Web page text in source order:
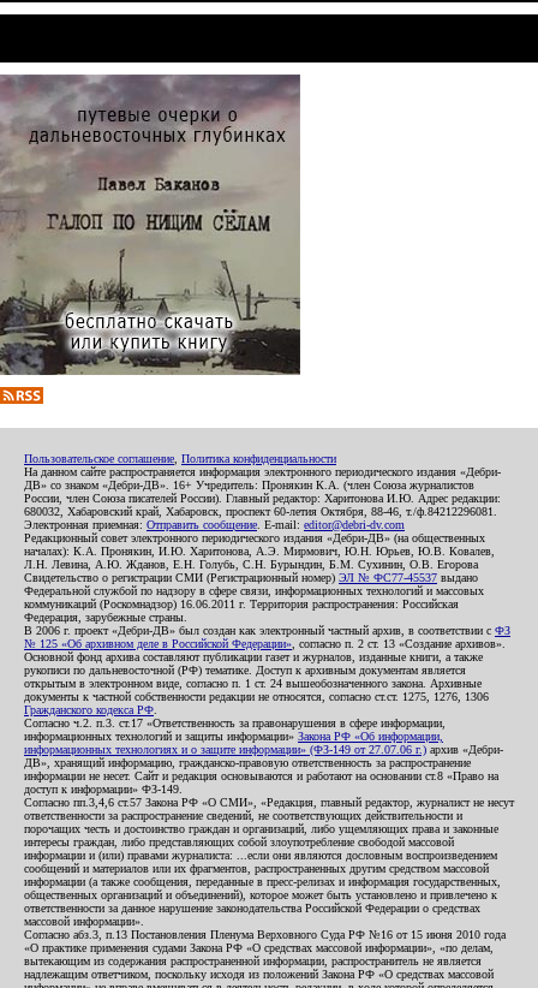
Пользовательское соглашение Политика конфиденциальности
На данном сайте распространяется информация электронного периодического издания «Дебри-
ДВ» со знаком «Дебри-ДВ». 16+ Учредитель: Пронякин К.А. (член Союза журналистов
России, член Союза писателей России). Главный редактор: Харитонова И.Ю. Адрес редакции:
680032, Хабаровский край, Хабаровск, проспект 60-летия Октября, 88-46, т./ф.84212296081.
Электронная приемная: Отправить сообщение . E-mail: editor@debri-dv.com
Редакционный совет электронного периодического издания «Дебри-ДВ» (на общественных
началах): К.А. Пронякин, И.Ю. Харитонова, А.Э. Мирмович, Ю.Н. Юрьев, Ю.В. Ковалев,
Л.Н. Левина, А.Ю. Жданов, Е.Н. Голубь, С.Н. Бурындин, Б.М. Сухинин, О.В. Егорова
Свидетельство о регистрации СМИ (Регистрационный номер) ЭЛ № ФС77-45537 выдано
Федеральной службой по надзору в сфере связи, информационных технологий и массовых
коммуникаций (Роскомнадзор) 16.06.2011 г. Территория распространения: Российская
Федерация, зарубежные страны.
В 2006 г. проект «Дебри-ДВ» был создан как электронный частный архив, в соответствии с ФЗ
№ 125 «Об архивном деле в Российской Федерации» , согласно п. 2 ст. 13 «Создание архивов».
Основной фонд архива составляют публикации газет и журналов, изданные книги, а также
рукописи по дальневосточной (РФ) тематике. Доступ к архивным документам является
открытым в электронном виде, согласно п. 1 ст. 24 вышеобозначенного закона. Архивные
документы к частной собственности редакции не относятся, согласно ст.ст. 1275, 1276, 1306
Гражданского кодекса РФ
Согласно ч.2. п.3. ст.17 «Ответственность за правонарушения в сфере информации,
информационных технологий и защиты информации» Закона РФ «Об информации,
информационных технологиях и о защите информации» (ФЗ-149 от 27.07.06 г.) архив «Дебри-
ДВ», хранящий информацию, гражданско-правовую ответственность за распространение
информации не несет. Сайт и редакция основываются и работают на основании ст.8 «Право на
доступ к информации» ФЗ-149.
Согласно пп.3,4,6 ст.57 Закона РФ «О СМИ», «Редакция, главный редактор, журналист не несут
ответственности за распространение сведений, не соответствующих действительности и
порочащих честь и достоинство граждан и организаций, либо ущемляющих права и законные
интересы граждан, либо представляющих собой злоупотребление свободой массовой
информации и (или) правами журналиста: ...если они являются дословным воспроизведением
сообщений и материалов или их фрагментов, распространенных другим средством массовой
информации (а также сообщения, переданные в пресс-релизах и информация государственных,
общественных организаций и объединений), которое может быть установлено и привлечено к
ответственности за данное нарушение законодательства Российской Федерации о средствах
массовой информации».
Согласно абз.3, п.13 Постановления Пленума Верховного Суда РФ №16 от 15 июня 2010 года
«О практике применения судами Закона РФ «О средствах массовой информации», «по делам,
вытекающим из содержания распространенной информации, распространитель не является
надлежащим ответчиком, поскольку исходя из положений Закона РФ «О средствах массовой